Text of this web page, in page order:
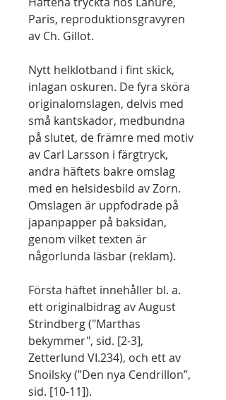
Paris, reproduktionsgravyren
av Ch. Gillot.
Nytt helklotband i fint skick,
inlagan oskuren. De fyra sköra
originalomslagen, delvis med
små kantskador, medbundna
på slutet, de främre med motiv
av Carl Larsson i färgtryck,
andra häftets bakre omslag
med en helsidesbild av Zorn.
Omslagen är uppfodrade på
japanpapper på baksidan,
genom vilket texten är
någorlunda läsbar (reklam).
Första häftet innehåller bl. a.
ett originalbidrag av August
Strindberg ("Marthas
bekymmer", sid. [2-3],
Zetterlund VI.234), och ett av
Snoilsky (”Den nya Cendrillon”,
sid. [10-11]).